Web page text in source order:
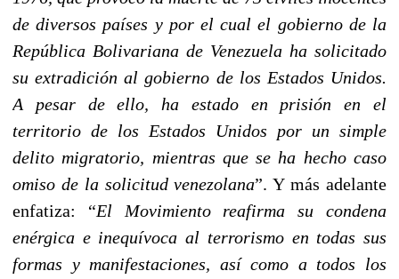
de diversos países y por el cual el gobierno de la
República Bolivariana de Venezuela ha solicitado
su extradición al gobierno de los Estados Unidos.
A pesar de ello, ha estado en prisión en el
territorio de los Estados Unidos por un simple
delito migratorio, mientras que se ha hecho caso
omiso de la solicitud venezolana”. Y más adelante
enfatiza: “El Movimiento reafirma su condena
enérgica e inequívoca al terrorismo en todas sus
formas y manifestaciones, así como a todos los